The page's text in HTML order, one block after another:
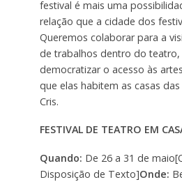
festival é mais uma
relação que a cidade dos
Queremos colaborar para a
de trabalhos dentro do teatro,
democratizar o acesso às
que elas habitem as casas
Cris.
FESTIVAL DE TEATRO EM
Quando: De 26 a 31 de
Disposição de Texto]Onde: